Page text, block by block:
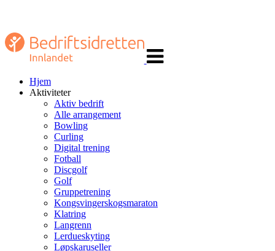
navigasjon
Hjem
Aktiviteter
Aktiv bedrift
Alle arrangement
Bowling
Curling
Digital trening
Fotball
Discgolf
Golf
Gruppetrening
Kongsvingerskogsmaraton
Klatring
Langrenn
Lerdueskyting
Løpskaruseller